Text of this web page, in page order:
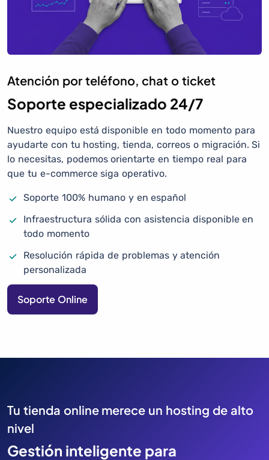
Atención por teléfono, chat o ticket
Soporte especializado 24/7
Nuestro equipo está disponible en todo momento para
ayudarte con tu hosting, tienda, correos o migración. Si
lo necesitas, podemos orientarte en tiempo real para
que tu e-commerce siga operativo.
Soporte 100% humano y en español
Infraestructura sólida con asistencia disponible en
todo momento
Resolución rápida de problemas y atención
personalizada
Soporte Online
Tu tienda online merece un hosting de alto
nivel
Gestión inteligente para